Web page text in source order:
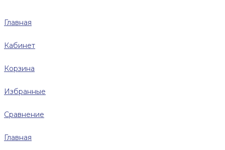
Главная
Кабинет
Корзина
Избранные
Сравнение
Главная